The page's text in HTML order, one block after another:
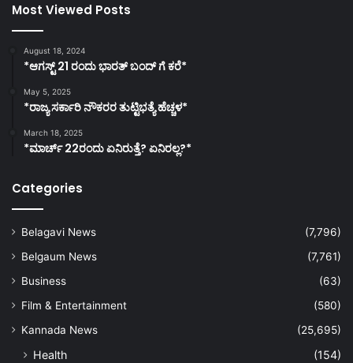
Most Viewed Posts
August 18, 2024
*ಆಗಸ್ಟ್ 21 ರಂದು ಭಾರತ್‌ ಬಂದ್‌ ಗೆ ಕರೆ*
May 5, 2025
*ರಾಜ್ಯ ಸರ್ಕಾರಿ ನೌಕರರ ತುಟ್ಟಿಭತ್ಯೆ ಹೆಚ್ಚಳ*
March 18, 2025
*ಮಾರ್ಚ್ 22ರಂದು ಏನಿರುತ್ತೆ? ಏನಿರಲ್ಲ?*
Categories
Belagavi News
(7,796)
Belgaum News
(7,761)
Business
(63)
Film & Entertainment
(580)
Kannada News
(25,695)
Health (154)